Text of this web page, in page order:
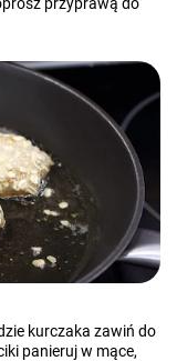
kurczaka zawiń do
panieruj w mące,